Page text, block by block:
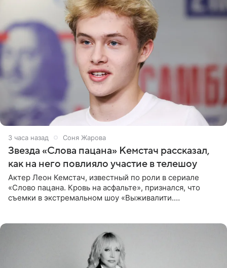
3 часа назад Соня Жарова
Звезда «Слова пацана» Кемстач рассказал,
как на него повлияло участие в телешоу
Актер Леон Кемстач, известный по роли в сериале
«Слово пацана. Кровь на асфальте», признался, что
съемки в экстремальном шоу «Выживалити.